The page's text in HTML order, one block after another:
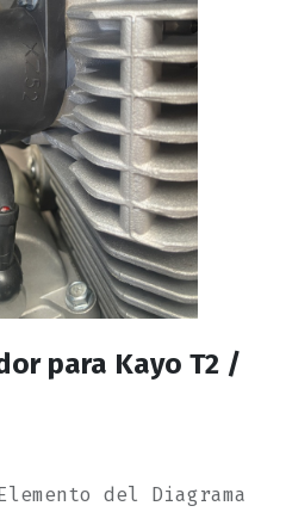
para Kayo T2 /
del Diagrama